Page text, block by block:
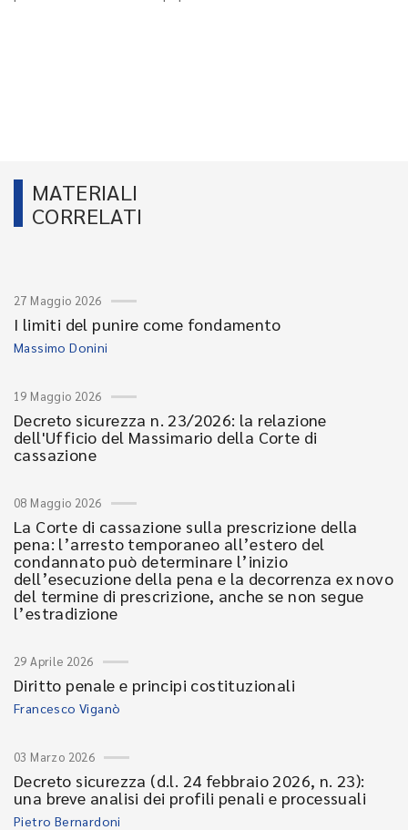
MATERIALI
CORRELATI
27 Maggio 2026
I limiti del punire come fondamento
Massimo Donini
19 Maggio 2026
Decreto sicurezza n. 23/2026: la relazione
dell'Ufficio del Massimario della Corte di
cassazione
08 Maggio 2026
La Corte di cassazione sulla prescrizione della
pena: l’arresto temporaneo all’estero del
condannato può determinare l’inizio
dell’esecuzione della pena e la decorrenza ex novo
del termine di prescrizione, anche se non segue
l’estradizione
29 Aprile 2026
Diritto penale e principi costituzionali
Francesco Viganò
03 Marzo 2026
Decreto sicurezza (d.l. 24 febbraio 2026, n. 23):
una breve analisi dei profili penali e processuali
Pietro Bernardoni